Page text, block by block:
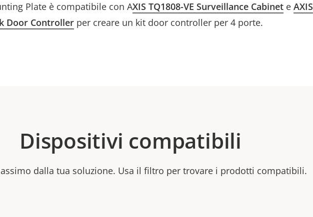
Plate è compatibile con AXIS TQ1808-VE Surveillance Cabinete AXIS
Door Controllerper creare un kit door controller per 4 porte.
Dispositivi compatibili
dalla tua soluzione. Usa il filtro per trovare i prodotti compatibili.